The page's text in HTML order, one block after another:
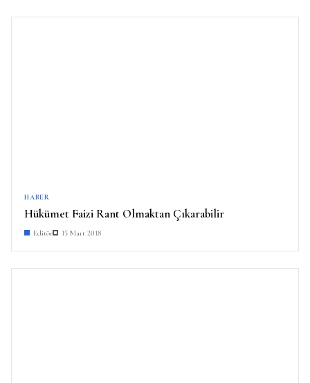
HABER
Hükümet Faizi Rant Olmaktan Çıkarabilir
Editör 15 Mart 2018